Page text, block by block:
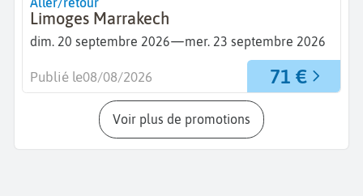
Limoges Marrakech
dim. 20 septembre 2026—mer. 23 septembre 2026
71 €
Publié le08/08/2026
Voir plus de promotions